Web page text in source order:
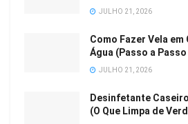
JULHO 21, 2026
Como Fazer Vela
Água (Passo a
JULHO 21, 2026
Desinfetante
(O Que Limpa de